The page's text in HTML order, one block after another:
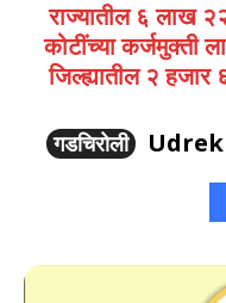
राज्यातील ६ लाख
कोटींच्या कर्जमुक्ती
जिल्ह्यातील २ हजार
गडचिरोली